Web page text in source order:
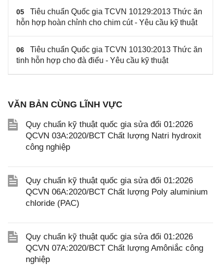
05
Tiêu chuẩn Quốc gia TCVN 10129:2013 Thức ăn
hỗn hợp hoàn chỉnh cho chim cút - Yêu cầu kỹ thuật
06
Tiêu chuẩn Quốc gia TCVN 10130:2013 Thức ăn
tinh hỗn hợp cho đà điểu - Yêu cầu kỹ thuật
VĂN BẢN CÙNG LĨNH VỰC
Quy chuẩn kỹ thuật quốc gia sửa đổi 01:2026
QCVN 03A:2020/BCT Chất lượng Natri hydroxit
công nghiệp
Quy chuẩn kỹ thuật quốc gia sửa đổi 01:2026
QCVN 06A:2020/BCT Chất lượng Poly aluminium
chloride (PAC)
Quy chuẩn kỹ thuật quốc gia sửa đổi 01:2026
QCVN 07A:2020/BCT Chất lượng Amôniắc công
nghiệp